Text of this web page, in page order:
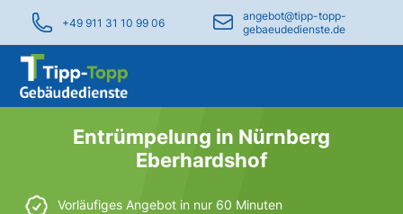
+49 911 31 10 99 06
angebot@tipp-topp-
gebaeudedienste.de
Entrümpelung in Nürnberg
Eberhardshof
Vorläufiges Angebot in nur 60 Minuten